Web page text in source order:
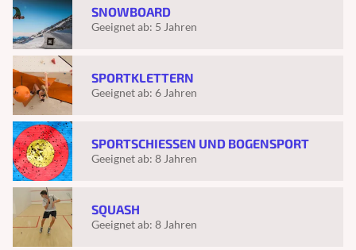
SNOWBOARD
Geeignet ab: 5 Jahren
SPORTKLETTERN
Geeignet ab: 6 Jahren
SPORTSCHIESSEN UND BOGENSPORT
Geeignet ab: 8 Jahren
SQUASH
Geeignet ab: 8 Jahren